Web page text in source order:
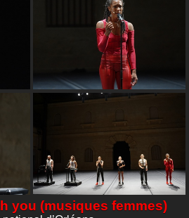
you (musiques femmes)